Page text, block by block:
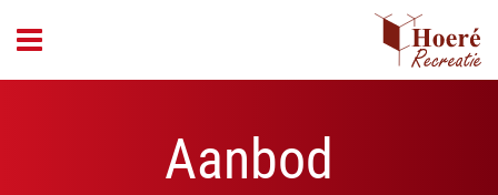
Aanbod
header_open_menu